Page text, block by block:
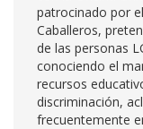
patrocinado por
Caballeros,
de las personas
conociendo el
recursos
discriminación,
frecuentemente